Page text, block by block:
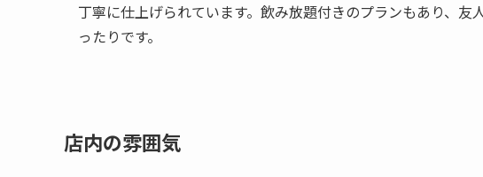
丁寧に仕上げられています。飲み放題付きのプランもあり、
ったりです。
店内の雰囲気